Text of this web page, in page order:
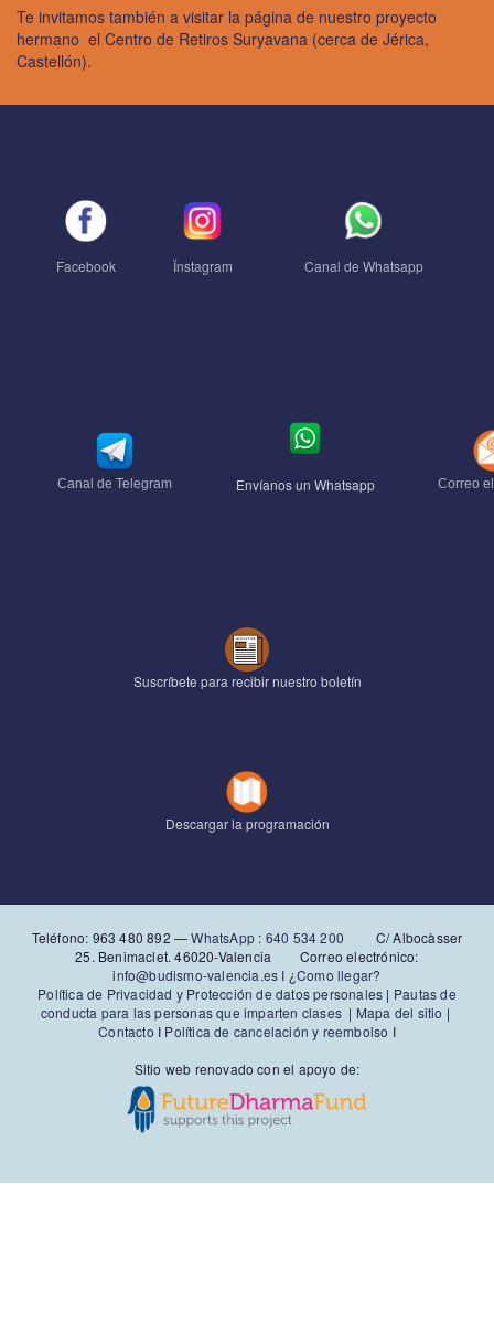
Te invitamos también a visitar la página de nuestro proyecto
hermano el Centro de Retiros Suryavana (cerca de Jérica,
Castellón).
Facebook Ïnstagram Canal de Whatsapp
Canal de Telegram Envíanos un Whatsapp Correo
Suscríbete para recibir nuestro boletín
Descargar la programación
Teléfono: 963 480 892‬ —WhatsApp : 640 534 200 C/ Albocàsser
25. Benimaclet. 46020-Valencia Correo electrónico:
info@budismo-valencia.es I ¿Como llegar?
Política de Privacidad y Protección de datos personales | Pautas de
conducta para las personas que imparten clases| Mapa del sitio |
Contacto I Política de cancelación y reembolso I
Sitio web renovado con el apoyo de: